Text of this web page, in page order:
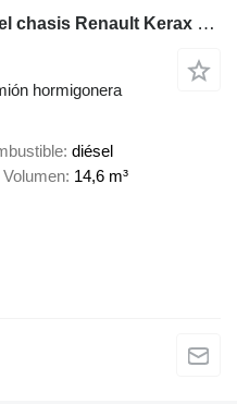
Cifa RH95 / SERIE 40363 en el chasis Renault Kerax 370
hormigonera
diésel
Volumen 14,6 m³